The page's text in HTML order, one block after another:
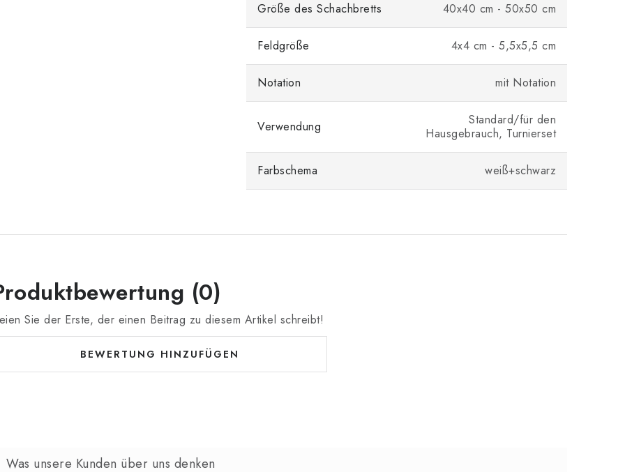
Größe des Schachbretts 40x40 cm - 50x50 cm
Feldgröße 4x4 cm - 5,5x5,5 cm
Notation mit Notation
Verwendung
Standard/für den
Hausgebrauch, Turnierset
Farbschema weiß+schwarz
(0)
Sie der Erste, der einen Beitrag zu diesem Artikel schreibt!
BEWERTUNG HINZUFÜGEN